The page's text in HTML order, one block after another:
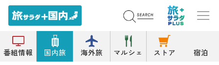
番組情報 国内旅 海外旅 マルシェ ストア 宿泊
トップ 海水浴場 本島泊海水浴場